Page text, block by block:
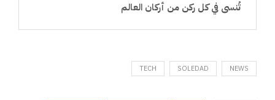
تُنسى في كل ركن من أركان العالم
NEWS
SOLEDAD
TECH